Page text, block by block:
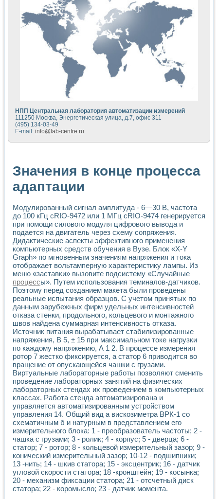
Применение среды LabVIEW для построения картины
Портативная система для определения показателей
Использование LabVIEW для управления источником
Устройство для снятия вольт-амперных характеристик
Передовые научные технологии: нано-, фемто-,
Автоматизированная установка по измерению временных
Автоматизированный лабораторный комплекс на базе
Визуализация моделирования и оптимизации тепловой
Виртуальный прибор для исследования функциональных
Исследование возможности создания экономичного
Исследование кинетики движения макрочастиц в
Метод прогнозирования свойств дисперсных продуктов
Недорогая система управления сверхпроводящим
Применение технологий NI в курсе экспериментальной
Расчет переноса аэрозоля и выпадения осадка в
Применение NI VISION для геометрического анализа в
Система температурной стабилизации
Управление движением с помощью программно -
Система управления асинхронным тиристорным
Лазерный профилометр
Применение средств NATIONAL INSTRUMENTS для
Разработка автоматизированного стенда для
Автоматизированный стенд рентгеновской диагностики
Высокочувствительные оптоэлектронные
Установка для измерения диэлектрических свойств
Исследование кинетики зарождения и развития
Лабораторный электрический импедансный томограф на
Микрозондовая система для характеризации
Метод траекторий в исследовании
Промышленная автоматизация
Автоматизация технологических процессов получения
Использование систем технического зрения для контроля
Исследование электромагнитных переходных процессов
Применение LabVIEW при разработке обучающих
Разработка виртуальных тренажеров путем
Система блокировок, сигнализации и защиты ускорителя
Система сбора данных и управления процессом
Управление температурой газовой среды специальной
Разработка программного обеспечения с
Использование технологий NATIONAL INSTRUMENTS
Оборудование для промышленной термотрансферной
Автоматизация реометрических исследований на базе
Применение измерителя иммитанса для исследова¬ния
Исследование электромагнитных переходных процессов
Стенд для исследования электрических переходных
Автоматизация контроля сварных швов на базе
Измерительный контроль с применением
Моделирование надежности и эффективности систем
Лабораторные практикумы и учебные стенды
Автоматизация лабораторного стенда по измерению
НПП Центральная лаборатория автоматизации измерений
111250 Москва, Энергетическая улица, д.7, офис 311
(495) 134-03-49
E-mail: info@lab-centre.ru
Значения в конце процесса
адаптации
Модулированный сигнал амплитуда - 6—30 В, частота
до 100 кГц cRIO-9472 или 1 МГц cRIO-9474 генерируется
при помощи силового модуля цифрового вывода и
подается на двигатель через схему сопряжения.
Дидактические аспекты эффективного применения
компьютерных средств обучения в Вузе. Блок «X-Y
Graph» по мгновенным значениям напряжения и тока
отображает вольтамперную характеристику лампы. Из
меню «заставки» вызовите подсистему «Случайные
процессы». Путем использования теминалов-датчиков.
Поэтому перед созданием макета были проведены
реальные испытания образцов. С учетом принятых по
данным зарубежных фирм удельных интенсивностей
отказа стенки, продольного, кольцевого и монтажного
швов найдена суммарная интенсивность отказа.
Источник питания вырабатывает стабилизированные
напряжения, В 5, ± 15 при максимальном токе нагрузки
по каждому напряжению, А 1 2. В процессе измерения
ротор 7 жестко фиксируется, а статор 6 приводится во
вращение от опускающейся чашки с грузами.
Виртуальные лабораторные работы позволяют сменить
проведение лабораторных занятий на физических
лабораторных стендах их проведением в компьютерных
классах. Работа стенда автоматизирована и
управляется автоматизированным устройством
управления 14. Общий вид а вискозиметра ВРК-1 со
схематичным б и натурным в представлением его
измерительного блока: 1 - преобразователь частоты; 2 -
чашка с грузами; 3 - ролик; 4 - корпус; 5 - дверца; 6 -
статор; 7 - ротор; 8 - кольцевой измерительный зазор; 9 -
конический измерительный зазор; 10-12 - подшипники;
13 -нить; 14 - шкив статора; 15 - эксцентрик; 16 - датчик
угловой скорости статора; 18 -кронштейн; 19 - косынка;
20 - механизм фиксации статора; 21 - отсчетный диск
статора; 22 - коромысло; 23 - датчик момента.